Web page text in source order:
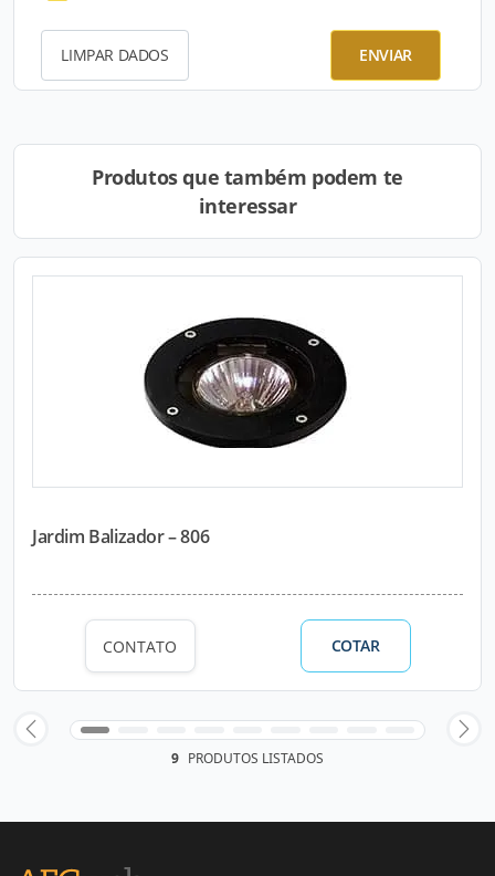
LIMPAR DADOS ENVIAR
Produtos que também podem te
interessar
Jardim Balizador – 806
CONTATO COTAR
9 PRODUTOS LISTADOS